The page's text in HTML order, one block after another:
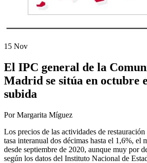
15 Nov
El IPC general de la
Madrid se sitúa en octubre
subida
Por Margarita Míguez
Los precios de las actividades de
tasa interanual dos décimas hasta el 1,6%, el
desde septiembre de 2020, aunque muy por
según los datos del Instituto Nacional de